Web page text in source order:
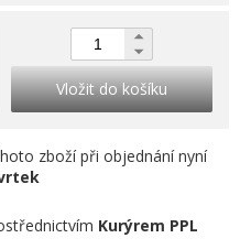
Vložit do košíku
zboží při objednání nyní
Kurýrem PPL